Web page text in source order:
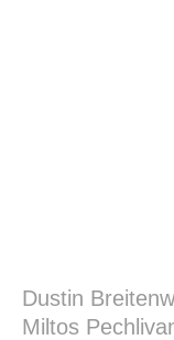
Dustin
Miltos